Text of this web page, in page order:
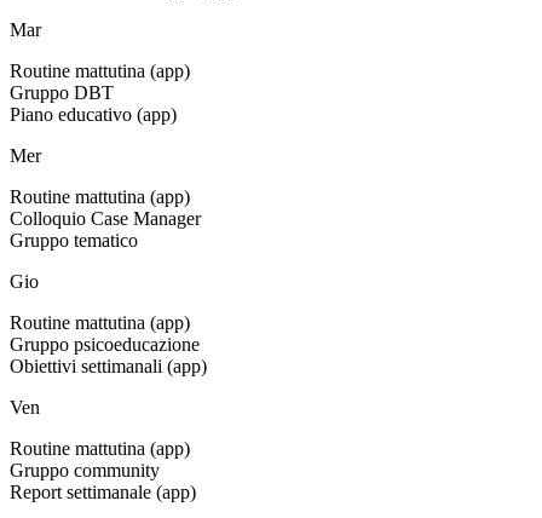
Mar
Routine mattutina (app)
Gruppo DBT
Piano educativo (app)
Mer
Routine mattutina (app)
Colloquio Case Manager
Gruppo tematico
Gio
Routine mattutina (app)
Gruppo psicoeducazione
Obiettivi settimanali (app)
Ven
Routine mattutina (app)
Gruppo community
Report settimanale (app)